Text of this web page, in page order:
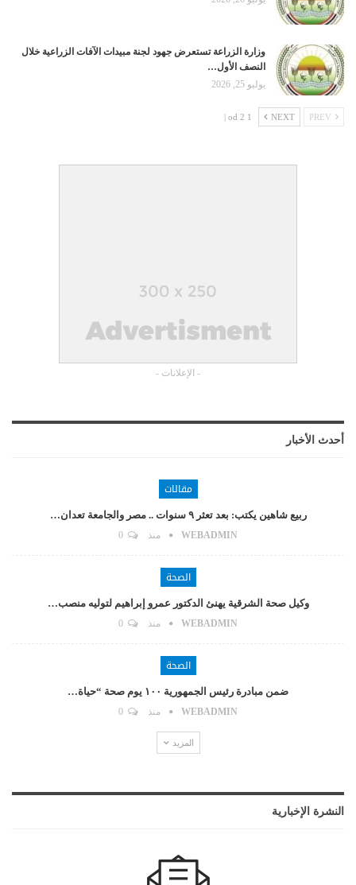
وزارة الزراعة تستعرض جهود لجنة مبيدات الآفات الزراعية خلال
النصف الأول…
يوليو 25, 2026
NEXT
1 od 2 |
- الإعلانات -
أحدث الأخبار
مقالات
ربيع شاهين يكتب: بعد تعثر ٩ سنوات .. مصر والجامعة تعدان…
WEBADMIN منذ
الصحة
وكيل صحة الشرقية يهنئ الدكتور عمرو إبراهيم لتوليه منصب…
WEBADMIN منذ
الصحة
ضمن مبادرة رئيس الجمهورية ١٠٠ يوم صحة “حياة…
WEBADMIN منذ
المزيد
النشرة الإخبارية